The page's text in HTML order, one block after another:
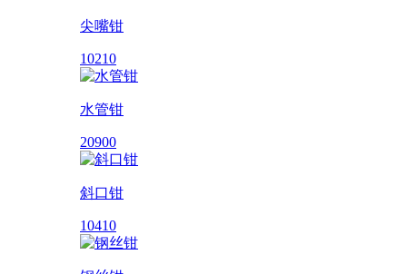
尖嘴钳
10210
水管钳
20900
斜口钳
10410